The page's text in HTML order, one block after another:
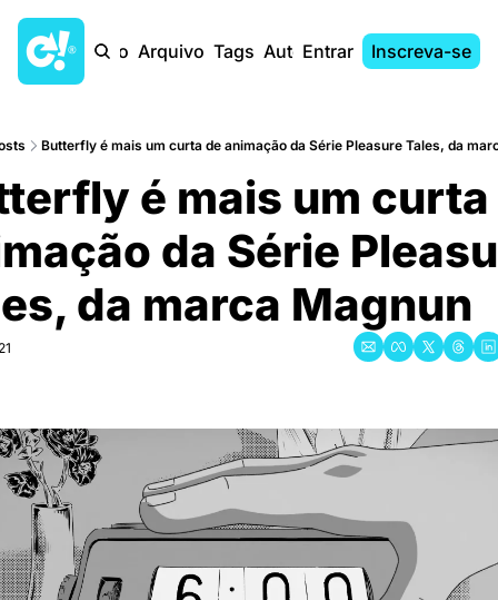
Início Arquivo Tags AutoresEntrar Inscreva-se
Butterfly é mais um curta de animação da Série Pleasure Tales, da
é mais um curta
da Série
da marca Magnun